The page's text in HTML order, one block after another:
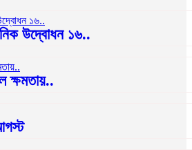
উদ্বোধন ১৬..
ক্ষমতায়..